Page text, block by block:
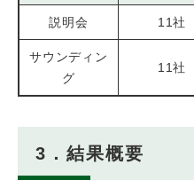
説明会 11社
サウンディン
グ
11社
3．結果概要